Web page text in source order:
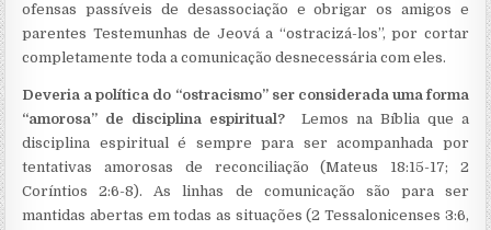
ofensas passíveis de desassociação e obrigar os amigos e
parentes Testemunhas de Jeová a “ostracizá-los”, por cortar
completamente toda a comunicação desnecessária com eles.
Deveria a política do “ostracismo” ser considerada uma forma
“amorosa” de disciplina espiritual? Lemos na Bíblia que a
disciplina espiritual é sempre para ser acompanhada por
tentativas amorosas de reconciliação (Mateus 18:15-17; 2
Coríntios 2:6-8). As linhas de comunicação são para ser
mantidas abertas em todas as situações (2 Tessalonicenses 3:6,